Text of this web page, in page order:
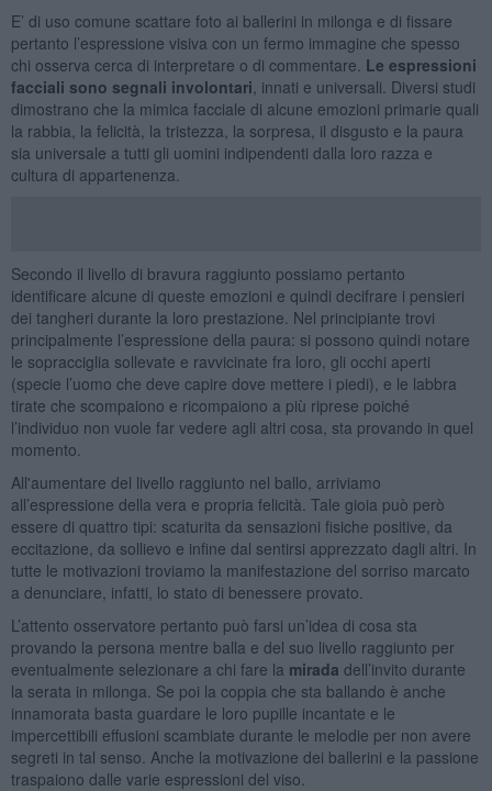
E’ di uso comune scattare foto ai ballerini in milonga e di fissare
pertanto l’espressione visiva con un fermo immagine che spesso
chi osserva cerca di interpretare o di commentare. Le espressioni
facciali sono segnali involontari , innati e universali. Diversi studi
dimostrano che la mimica facciale di alcune emozioni primarie quali
la rabbia, la felicità, la tristezza, la sorpresa, il disgusto e la paura
sia universale a tutti gli uomini indipendenti dalla loro razza e
cultura di appartenenza.
Secondo il livello di bravura raggiunto possiamo pertanto
identificare alcune di queste emozioni e quindi decifrare i pensieri
dei tangheri durante la loro prestazione. Nel principiante trovi
principalmente l’espressione della paura: si possono quindi notare
le sopracciglia sollevate e ravvicinate fra loro, gli occhi aperti
(specie l’uomo che deve capire dove mettere i piedi), e le labbra
tirate che scompaiono e ricompaiono a più riprese poiché
l’individuo non vuole far vedere agli altri cosa, sta provando in quel
momento.
All'aumentare del livello raggiunto nel ballo, arriviamo
all’espressione della vera e propria felicità. Tale gioia può però
essere di quattro tipi: scaturita da sensazioni fisiche positive, da
eccitazione, da sollievo e infine dal sentirsi apprezzato dagli altri. In
tutte le motivazioni troviamo la manifestazione del sorriso marcato
a denunciare, infatti, lo stato di benessere provato.
L’attento osservatore pertanto può farsi un’idea di cosa sta
provando la persona mentre balla e del suo livello raggiunto per
eventualmente selezionare a chi fare la mirada dell’invito durante
la serata in milonga. Se poi la coppia che sta ballando è anche
innamorata basta guardare le loro pupille incantate e le
impercettibili effusioni scambiate durante le melodie per non avere
segreti in tal senso. Anche la motivazione dei ballerini e la passione
traspaiono dalle varie espressioni del viso.